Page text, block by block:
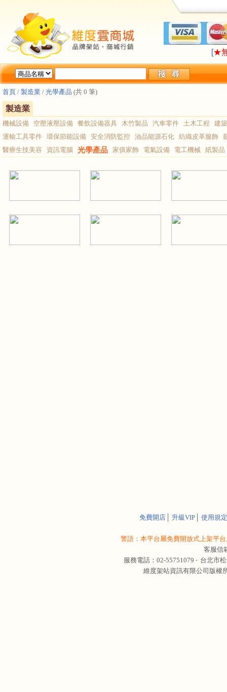
[★
首頁 / 製造業 / 光學產品 (共 0 筆)
製造業
機械設備 空壓液壓設備 餐飲設備器具 木竹製品 汽車零件 土木工程
建
運輸工具零件 環保節能設備 安全消防監控 油品能源石化 紡織皮革服飾
醫療生技美容
資訊電腦 光學產品 家俱家飾 電氣設備 電工機械 紙製品
免費開店│ 升級VIP│ 使用規定
警語：本平台屬免費開放式上架平
客服信
服務電話：02-55751079 ‧ 台北市
維度架站資訊有限公司版權